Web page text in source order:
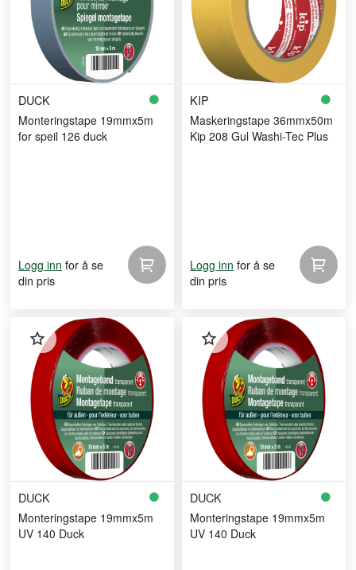
DUCK
Monteringstape 19mmx5m
for speil 126 duck
Logg inn for å se
din pris
KIP
Maskeringstape 36mmx50m
Kip 208 Gul Washi-Tec Plus
Logg inn for å se
din pris
DUCK
Monteringstape 19mmx5m
UV 140 Duck
DUCK
Monteringstape 19mmx5m
UV 140 Duck